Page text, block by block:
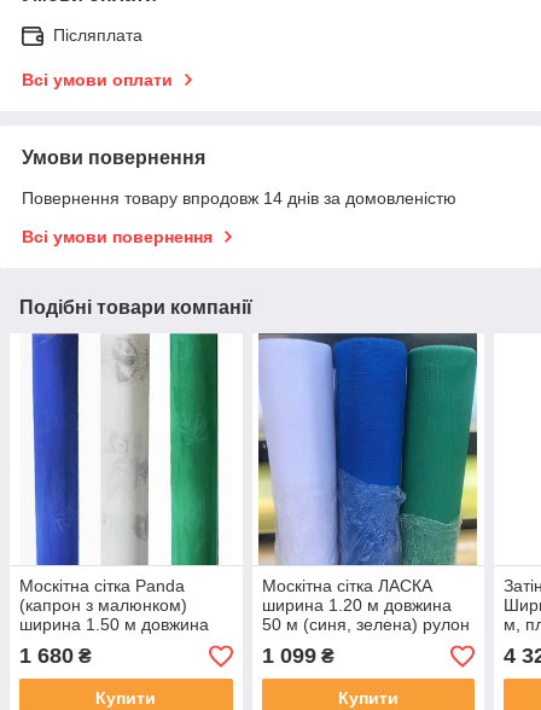
Післяплата
Всі умови оплати
Умови повернення
Повернення товару впродовж 14 днів за домовленістю
Всі умови повернення
Подібні товари компанії
Москітна сітка Panda
(капрон з малюнком)
ширина 1.50 м довжина
50 м (синя, біла, зелена)
рулон
1 680 ₴
Купити
Москітна сітка ЛАСКА
ширина 1.20 м довжина
50 м (синя, зелена) рулон
1 099₴
Купити
м,
4